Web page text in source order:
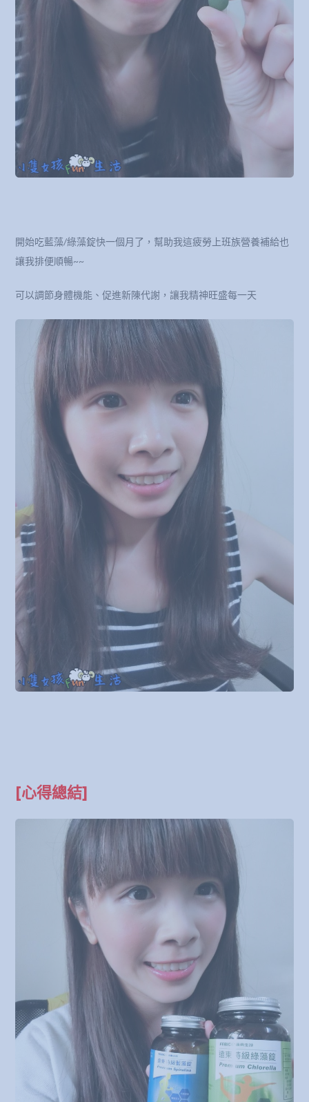
開始吃藍藻/綠藻錠快一個月了，幫助我這疲勞上班族營養補給也
讓我排便順暢~~
可以調節身體機能、促進新陳代謝，讓我精神旺盛每一天
[心得總結]